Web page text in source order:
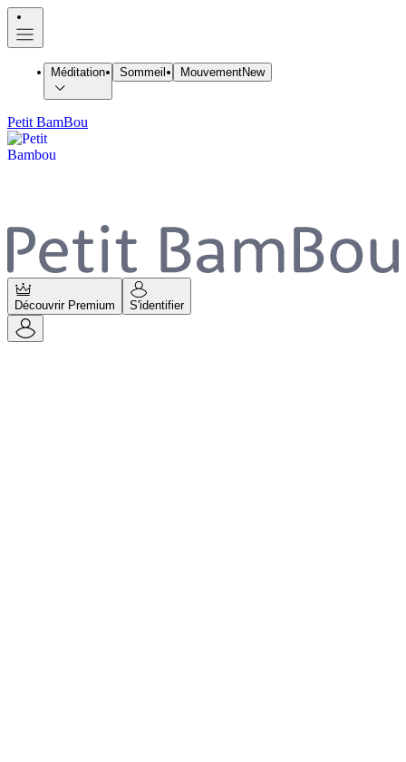
Méditation Sommeil MouvementNew
Petit BamBou
Découvrir Premium S'identifier